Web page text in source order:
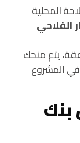
المحلية
الفلاحي
يتم منحك
المشروع
بنك